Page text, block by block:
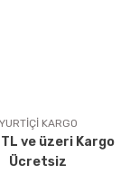
YURTİÇİ KARGO
ve üzeri Kargo
Ücretsiz